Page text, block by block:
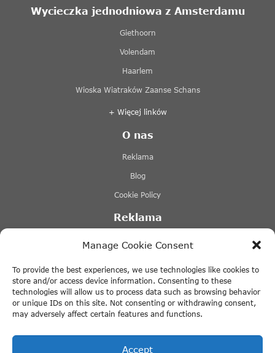
Manage Cookie Consent
To provide the best experiences, we use technologies like cookies to
store and/or access device information. Consenting to these
technologies will allow us to process data such as browsing behavior
or unique IDs on this site. Not consenting or withdrawing consent,
may adversely affect certain features and functions.
Accept
Wycieczka jednodniowa z Amsterdamu
Giethoorn
Volendam
Haarlem
Wioska Wiatraków Zaanse Schans
+ Więcej linków
O nas
Reklama
Blog
Cookie Policy
Reklama
Lovers Canal Cruises Amsterdam
Tours & Tickets Amsterdam
Canal Motorboats
+ Więcej linków